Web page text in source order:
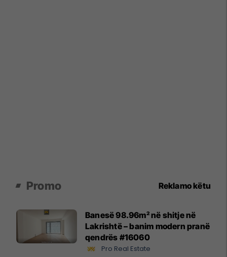
Promo Reklamo këtu
Banesë 98.96m² në shitje në
Lakrishtë – banim modern pranë
qendrës #16060
Pro Real Estate